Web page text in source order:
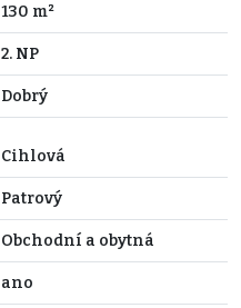
130 m²
2. NP
Dobrý
Cihlová
Patrový
Obchodní a obytná
ano